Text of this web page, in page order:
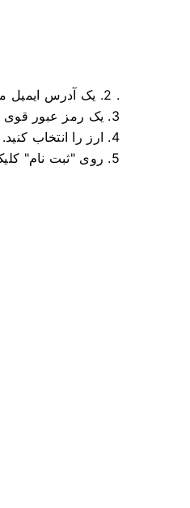
. 2. یک آدرس ایمیل معتبر وارد کنید.
3. یک رمز عبور قوی ایجاد کنید.
4. ارز را انتخاب کنید.
5. روی "ثبت نام" کلیک کنید.